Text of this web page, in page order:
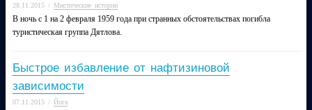
28.11.2015 / Мистические истории
В ночь с 1 на 2 февраля 1959 года при странных обстоятельствах погибла
туристическая группа Дятлова.
Быстрое избавление от нафтизиновой
зависимости
07.11.2015 / Йога